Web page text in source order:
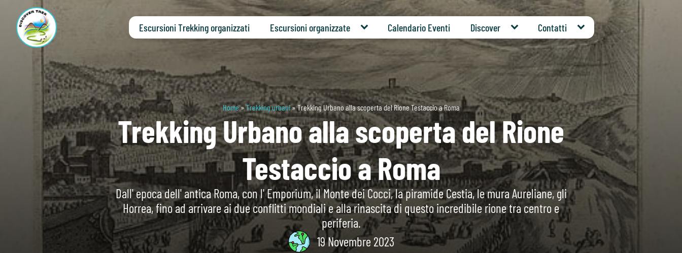
Escursioni Trekking organizzati Escursioni organizzate Calendario Eventi Discover Contatti
Home»Trekking urbani»Trekking Urbano alla scoperta del Rione Testaccio a Roma
Trekking Urbano alla scoperta del Rione
Testaccio a Roma
Dall' epoca dell' antica Roma, con l' Emporium, il Monte dei Cocci, la piramide Cestia, le mura Aureliane, gli
Horrea, fino ad arrivare ai due conflitti mondiali e alla rinascita di questo incredibile rione tra centro e
periferia.
19 Novembre 2023